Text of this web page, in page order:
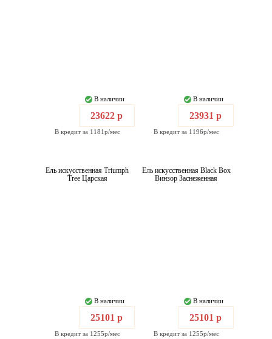
В наличии
23622 р
В кредит за 1181р/мес
В наличии
23931 р
В кредит за 1196р/мес
Ель искусственная Triumph
Tree Царская
В наличии
25101 р
В кредит за 1255р/мес
Ель искусственная Black Box
Винзор Заснеженная
В наличии
25101 р
В кредит за 1255р/мес